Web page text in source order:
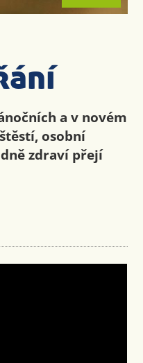
a v novém
osobní
zdraví přejí